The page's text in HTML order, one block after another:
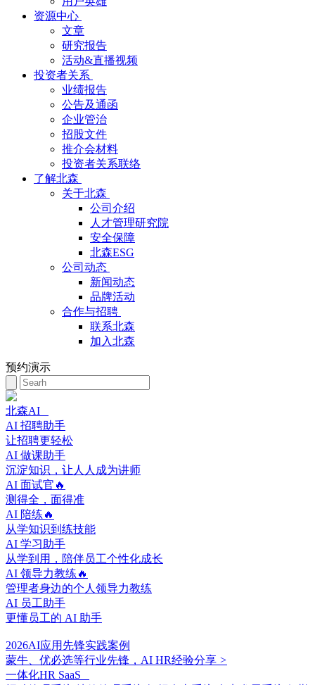
资源中心
文章
研究报告
活动&直播视频
投资者关系
业绩报告
公告及通函
企业管治
招股文件
推介会材料
投资者关系联络
了解北森
关于北森
公司介绍
人才管理研究院
安全保障
北森ESG
公司动态
新闻动态
品牌活动
合作与招聘
联系北森
加入北森
预约演示
北森AI
AI 招聘助手
让招聘更轻松
AI 做课助手
沉淀知识，让人人成为讲师
AI 面试官🔥
测得全，面得准
AI 陪练🔥
从学知识到练技能
AI 学习助手
从学到用，陪伴员工个性化成长
AI 领导力教练🔥
管理者身边的个人领导力教练
AI 员工助手
更懂员工的 AI 助手
2026AI应用先锋实践案例
蒙牛、优必选等行业先锋，AI HR经验分享 >
一体化HR SaaS